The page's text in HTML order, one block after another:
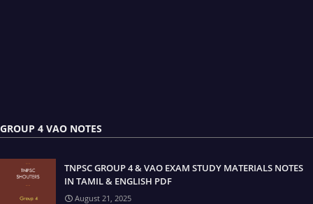
GROUP 4 VAO NOTES
TNPSC GROUP 4 & VAO EXAM STUDY MATERIALS NOTES
IN TAMIL & ENGLISH PDF
August 21, 2025